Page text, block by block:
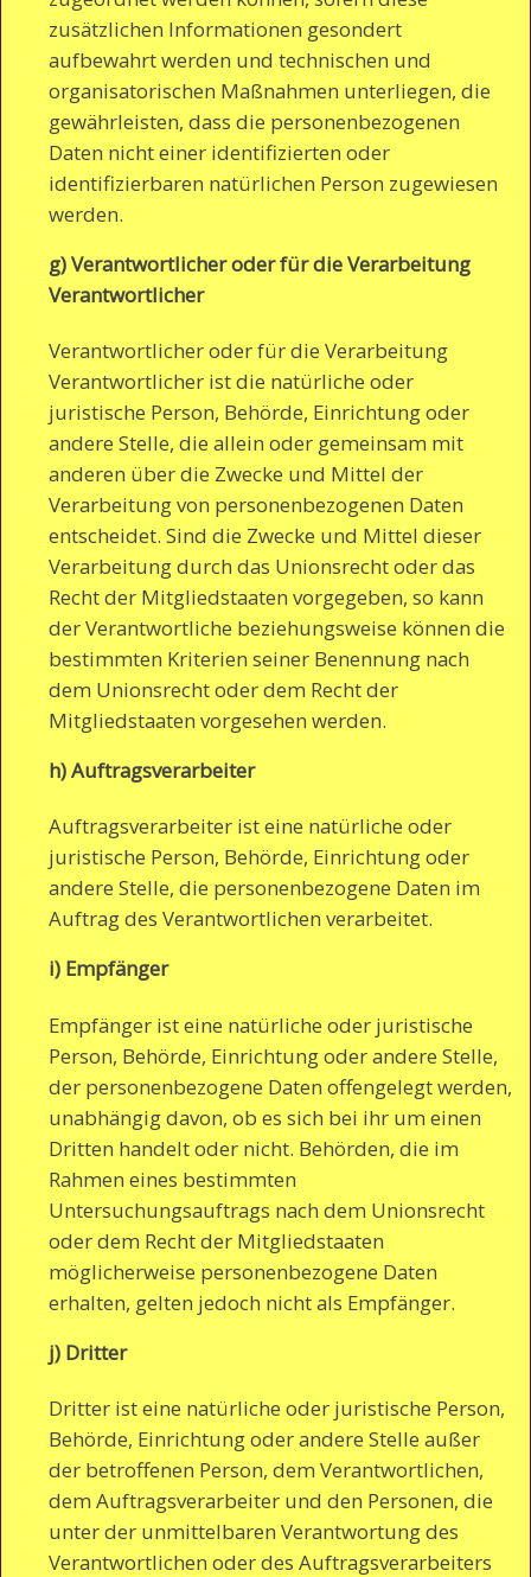
zusätzlichen Informationen gesondert
aufbewahrt werden und technischen und
organisatorischen Maßnahmen unterliegen, die
gewährleisten, dass die personenbezogenen
Daten nicht einer identifizierten oder
identifizierbaren natürlichen Person zugewiesen
werden.
g) Verantwortlicher oder für die Verarbeitung
Verantwortlicher
Verantwortlicher oder für die Verarbeitung
Verantwortlicher ist die natürliche oder
juristische Person, Behörde, Einrichtung oder
andere Stelle, die allein oder gemeinsam mit
anderen über die Zwecke und Mittel der
Verarbeitung von personenbezogenen Daten
entscheidet. Sind die Zwecke und Mittel dieser
Verarbeitung durch das Unionsrecht oder das
Recht der Mitgliedstaaten vorgegeben, so kann
der Verantwortliche beziehungsweise können die
bestimmten Kriterien seiner Benennung nach
dem Unionsrecht oder dem Recht der
Mitgliedstaaten vorgesehen werden.
h) Auftragsverarbeiter
Auftragsverarbeiter ist eine natürliche oder
juristische Person, Behörde, Einrichtung oder
andere Stelle, die personenbezogene Daten im
Auftrag des Verantwortlichen verarbeitet.
i) Empfänger
Empfänger ist eine natürliche oder juristische
Person, Behörde, Einrichtung oder andere Stelle,
der personenbezogene Daten offengelegt werden,
unabhängig davon, ob es sich bei ihr um einen
Dritten handelt oder nicht. Behörden, die im
Rahmen eines bestimmten
Untersuchungsauftrags nach dem Unionsrecht
oder dem Recht der Mitgliedstaaten
möglicherweise personenbezogene Daten
erhalten, gelten jedoch nicht als Empfänger.
j) Dritter
Dritter ist eine natürliche oder juristische Person,
Behörde, Einrichtung oder andere Stelle außer
der betroffenen Person, dem Verantwortlichen,
dem Auftragsverarbeiter und den Personen, die
unter der unmittelbaren Verantwortung des
Verantwortlichen oder des Auftragsverarbeiters